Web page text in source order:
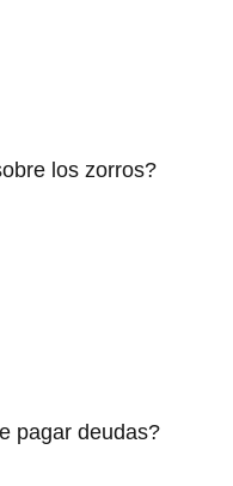
los zorros?
pagar deudas?